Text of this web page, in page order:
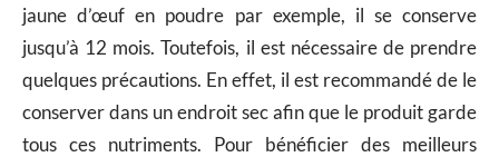
jaune d’œuf en poudre par exemple, il se conserve
jusqu’à 12 mois. Toutefois, il est nécessaire de prendre
quelques précautions. En effet, il est recommandé de le
conserver dans un endroit sec afin que le produit garde
tous ces nutriments. Pour bénéficier des meilleurs